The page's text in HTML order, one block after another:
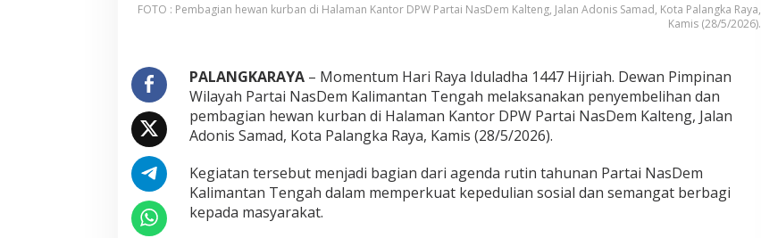
FOTO : Pembagian hewan kurban di Halaman Kantor DPW Partai NasDem Kalteng, Jalan Adonis Samad, Kota Palangka Raya,
Kamis (28/5/2026).
PALANGKARAYA– Momentum Hari Raya Iduladha 1447 Hijriah. Dewan Pimpinan
Wilayah Partai NasDem Kalimantan Tengah melaksanakan penyembelihan dan
pembagian hewan kurban di Halaman Kantor DPW Partai NasDem Kalteng, Jalan
Adonis Samad, Kota Palangka Raya, Kamis (28/5/2026).
Kegiatan tersebut menjadi bagian dari agenda rutin tahunan Partai NasDem
Kalimantan Tengah dalam memperkuat kepedulian sosial dan semangat berbagi
kepada masyarakat.